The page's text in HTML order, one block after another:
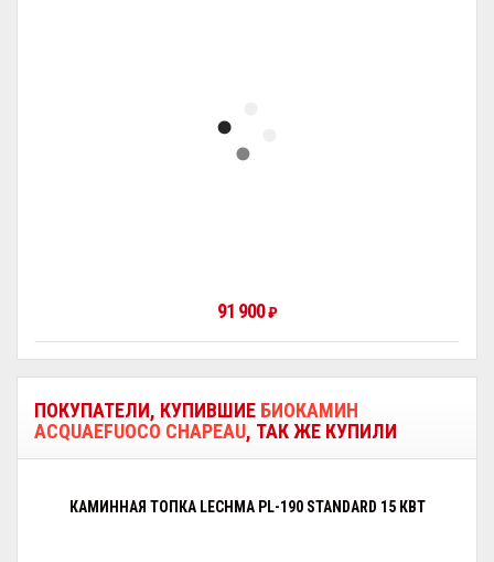
91 900₽
ПОКУПАТЕЛИ, КУПИВШИЕ БИОКАМИН
ACQUAEFUOCO СHAPEAU, ТАК ЖЕ КУПИЛИ
КАМИННАЯ ТОПКА LECHMA PL-190 STANDARD 15 КВТ